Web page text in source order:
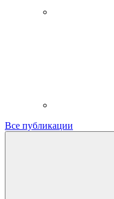
Все публикации